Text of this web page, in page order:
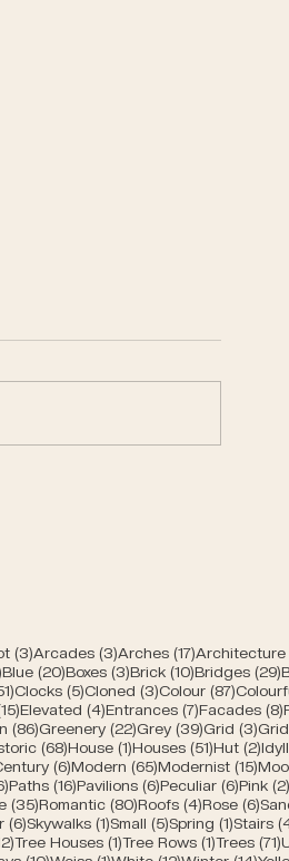
(3)3 Beiträge
Arcades (3)3 Beiträge
Arches (17)17 Beiträge
Architecture
8 Beiträge
Blue (20)20 Beiträge
Boxes (3)3 Beiträge
Brick (10)10 Beiträge
Bridges (29)
51 Beiträge
Clocks (5)5 Beiträge
Cloned (3)3 Beiträge
Colour (87)87
15 Beiträge
Elevated (4)4 Beiträge
Entrances (7)7 Beiträge
Facades (8)
(86)86 Beiträge
Greenery (22)22 Beiträge
Grey (39)39 Beiträge
Grid (3)3
(68)68 Beiträge
House (1)1 Beitrag
Houses (51)51 Beiträge
Hut (2)2
Idyll
(6)6 Beiträge
Modern (65)65 Beiträge
Modernist (15)15
6 Beiträge
Paths (16)16 Beiträge
Pavilions (6)6 Beiträge
Peculiar (6)6
Pink (2)
(35)35 Beiträge
Romantic (80)80 Beiträge
Roofs (4)4 Beiträge
Rose (6)6
(6)6 Beiträge
Skywalks (1)1 Beitrag
Small (5)5 Beiträge
Spring (1)1Stairs
12 Beiträge
Tree Houses (1)1 Beitrag
Tree Rows (1)1 Beitrag
Trees (71)